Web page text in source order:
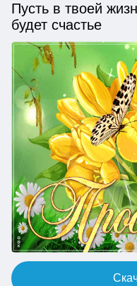
Пусть в твоей
будет счастье